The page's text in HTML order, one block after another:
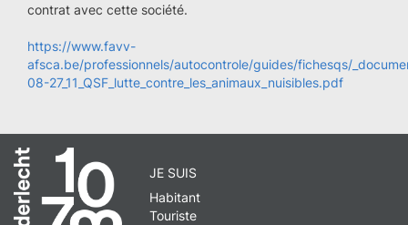
contrat avec cette société.
https://www.favv-
afsca.be/professionnels/autocontrole/guides/fichesqs/
08-27_11_QSF_lutte_contre_les_animaux_nuisibles.pdf
JE SUIS
Habitant
Touriste